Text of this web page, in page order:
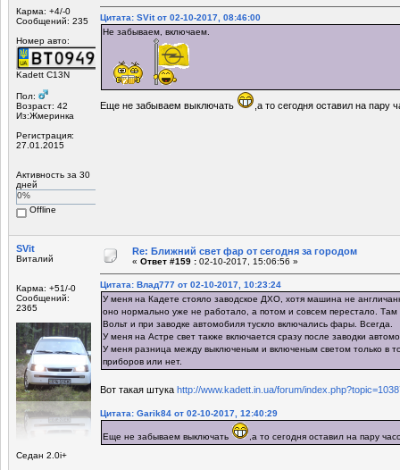
Карма: +4/-0
Сообщений: 235
Номер авто:
Kadett C13N
Пол:
Возраст: 42
Из:Жмеринка
Регистрация:
27.01.2015
Активность за 30
дней
0%
Offline
Цитата: SVit от 02-10-2017, 08:46:00
Не забываем, включаем.
Еще не забываем выключать ,а то сегодня оставил на пару
SVit
Виталий
Карма: +51/-0
Сообщений:
2365
Седан 2.0i+
Re: Ближний свет фар от сегодня за городом
« Ответ #159 : 02-10-2017, 15:06:56 »
Цитата: Влад777 от 02-10-2017, 10:23:24
У меня на Кадете стояло заводское ДХО, хотя машина не
оно нормально уже не работало, а потом и совсем перестало. Там
Вольт и при заводке автомобиля тускло включались фары. Всегда.
У меня на Астре свет также включается сразу после заводки
У меня разница между выключеным и включеным светом только в
приборов или нет.
Вот такая штука http://www.kadett.in.ua/forum/
Цитата: Garik84 от 02-10-2017, 12:40:29
Еще не забываем выключать ,а то сегодня оставил на пару